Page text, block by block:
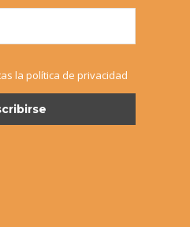
la política de privacidad